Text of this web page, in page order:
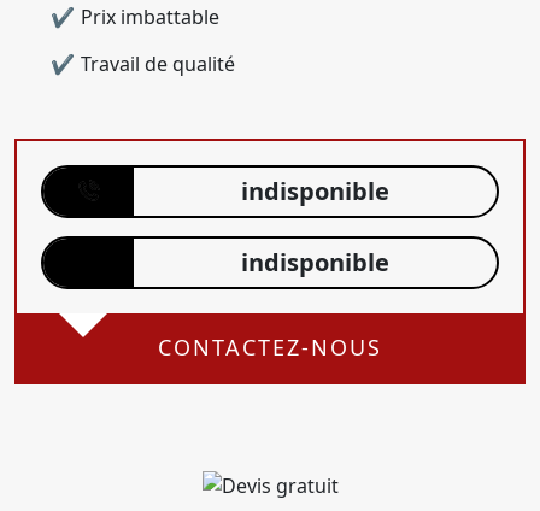
Prix imbattable
Travail de qualité
indisponible
indisponible
CONTACTEZ-NOUS